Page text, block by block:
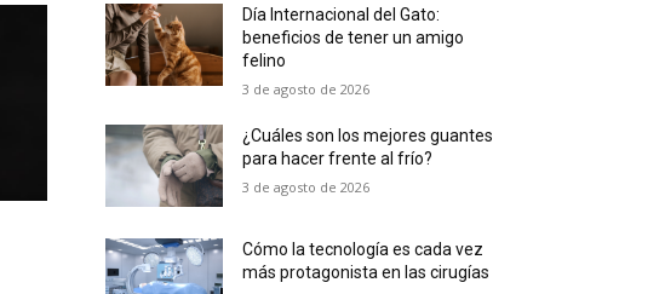
Día Internacional del Gato:
beneficios de tener un amigo
felino
3 de agosto de 2026
¿Cuáles son los mejores guantes
para hacer frente al frío?
3 de agosto de 2026
Cómo la tecnología es cada vez
más protagonista en las cirugías